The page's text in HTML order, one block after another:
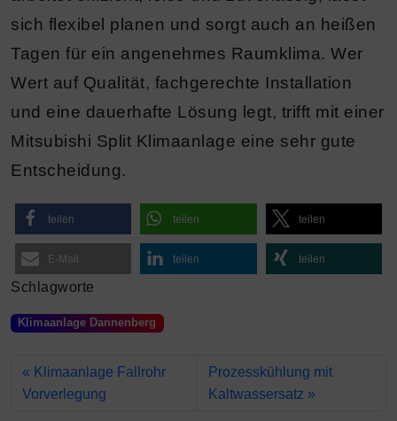
sich flexibel planen und sorgt auch an heißen
Tagen für ein angenehmes Raumklima. Wer
Wert auf Qualität, fachgerechte Installation
und eine dauerhafte Lösung legt, trifft mit einer
Mitsubishi Split Klimaanlage eine sehr gute
Entscheidung.
teilen teilen teilen
E-Mail teilen teilen
Schlagworte
Klimaanlage Dannenberg
Klimaanlage Fallrohr
Vorverlegung
Prozesskühlung mit
Kaltwassersatz